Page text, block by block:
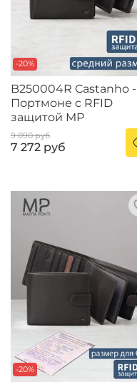
-20%
B250004R Castanho -
Портмоне c RFID
защитой MP
9 090 руб
7 272 руб
-20%